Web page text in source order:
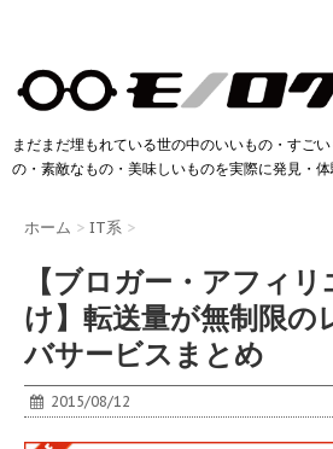
まだまだ埋もれている世の中のいいもの・すご
の・素敵なもの・美味しいものを実際に発見・体
ホーム > IT系 >
【ブロガー・アフィ
け】転送量が無制限の
バサービスまとめ
2015/08/12